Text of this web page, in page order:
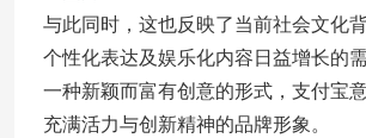
与此同时，这也反映了当前社会文化
个性化表达及娱乐化内容日益增长的
一种新颖而富有创意的形式，支付宝
充满活力与创新精神的品牌形象。